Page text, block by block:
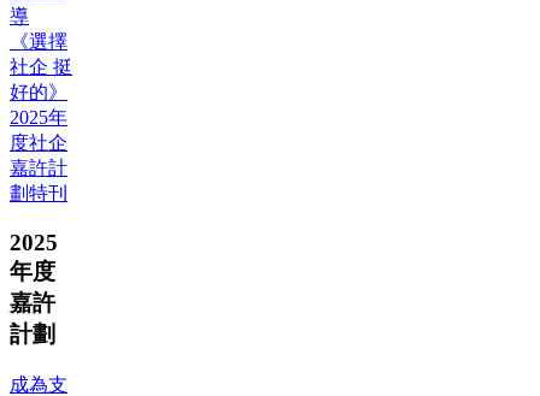
導
《選擇
社企 挺
好的》
2025年
度社企
嘉許計
劃特刊
2025
年度
嘉許
計劃
成為支